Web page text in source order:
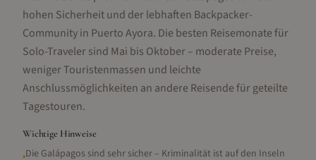
hohen Sicherheit und der lebhaften Backpacker-
Community in Puerto Ayora. Die besten Reisemonate für
Solo-Traveler sind Mai bis Oktober – moderate Preise,
weniger Touristenmassen und leichte
Anschlussmöglichkeiten an andere Reisende für geteilte
Tagestouren.
Wichtige Hinweise
•Die Galápagos sind sehr sicher – Kriminalität ist auf den Inseln